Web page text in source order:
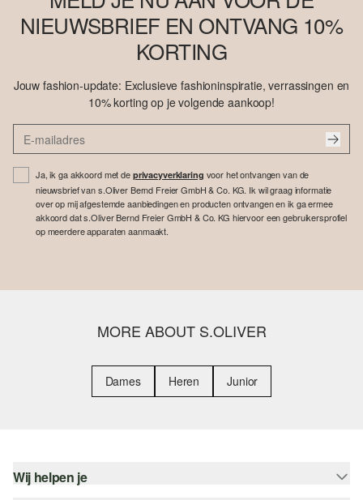
NIEUWSBRIEF EN ONTVANG 10%
KORTING
Jouw fashion-update: Exclusieve fashioninspiratie, verrassingen en
10% korting op je volgende aankoop!
Ja, ik ga akkoord met de privacyverklaring voor het ontvangen van de
nieuwsbrief van s.Oliver Bernd Freier GmbH & Co. KG. Ik wil graag informatie
over op mij afgestemde aanbiedingen en producten ontvangen en ik ga ermee
akkoord dat s.Oliver Bernd Freier GmbH & Co. KG hiervoor een gebruikersprofiel
op meerdere apparaten aanmaakt.
MORE ABOUT S.OLIVER
Dames Heren Junior
Wij helpen je